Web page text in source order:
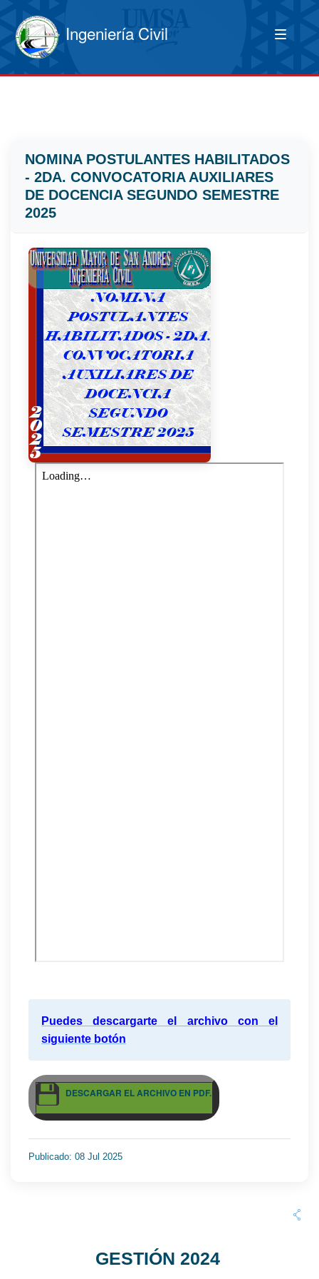
Ingeniería Civil
NOMINA POSTULANTES HABILITADOS
- 2DA. CONVOCATORIA AUXILIARES
DE DOCENCIA SEGUNDO SEMESTRE
2025
Puedes descargarte el archivo con el
siguiente botón
DESCARGAR EL ARCHIVO EN PDF.
Publicado: 08 Jul 2025
GESTIÓN 2024